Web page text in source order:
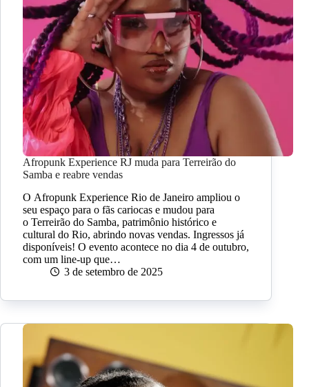
Afropunk Experience RJ muda para Terreirão do
Samba e reabre vendas
O Afropunk Experience Rio de Janeiro ampliou o
seu espaço para o fãs cariocas e mudou para
o Terreirão do Samba, patrimônio histórico e
cultural do Rio, abrindo novas vendas. Ingressos já
disponíveis! O evento acontece no dia 4 de outubro,
com um line-up que…
3 de setembro de 2025